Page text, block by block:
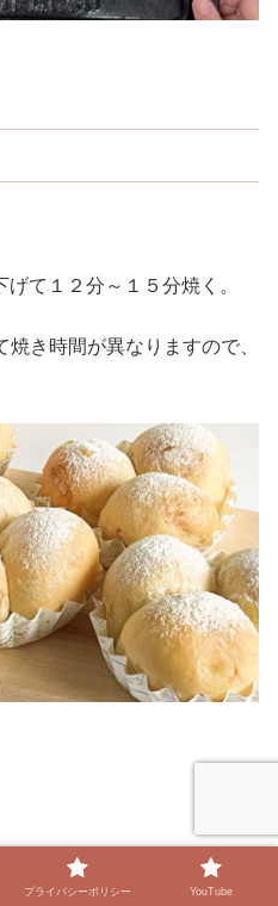
て１２分～１５分焼く。
き時間が異なりますので、
プライバシーポリシー YouTube